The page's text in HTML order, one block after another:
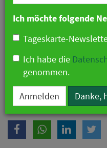
vorweg eine
Ich möchte folgende
Tageskarte-
Ich habe die
genommen.
Anmelden Danke,